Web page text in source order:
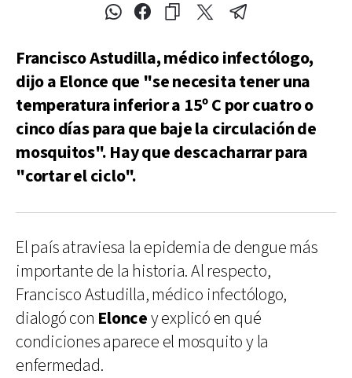
Francisco Astudilla, médico infectólogo,
dijo a Elonce que "se necesita tener una
temperatura inferior a 15º C por cuatro o
cinco días para que baje la circulación de
mosquitos". Hay que descacharrar para
"cortar el ciclo".
El país atraviesa la epidemia de dengue más
importante de la historia. Al respecto,
Francisco Astudilla, médico infectólogo,
dialogó con Eloncey explicó en qué
condiciones aparece el mosquito y la
enfermedad.